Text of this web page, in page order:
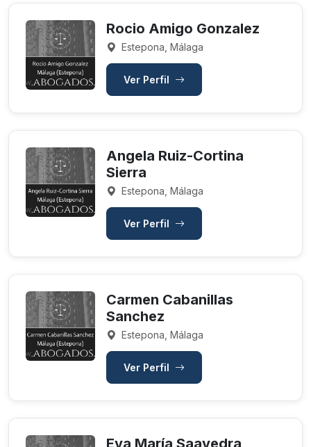
Rocio Amigo Gonzalez
Estepona, Málaga
Ver Perfil
Angela Ruiz-Cortina
Sierra
Estepona, Málaga
Ver Perfil
Carmen Cabanillas
Sanchez
Estepona, Málaga
Ver Perfil
Eva María Saavedra